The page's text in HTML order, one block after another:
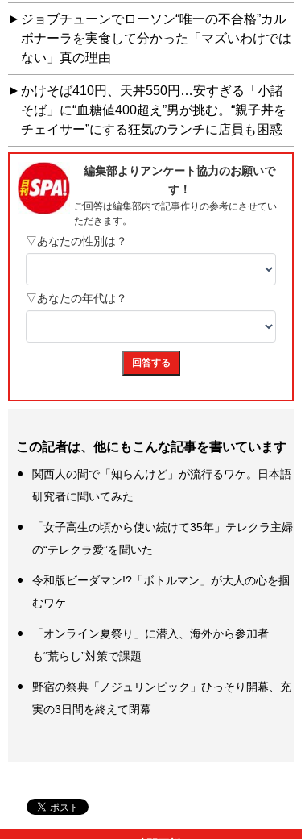
ジョブチューンでローソン“唯一の不合格”カル
ボナーラを実食して分かった「マズいわけでは
ない」真の理由
かけそば410円、天丼550円…安すぎる「小諸
そば」に“血糖値400超え”男が挑む。“親子丼を
チェイサー”にする狂気のランチに店員も困惑
この記者は、他にもこんな記事を書いています
関西人の間で「知らんけど」が流行るワケ。日本語
研究者に聞いてみた
「女子高生の頃から使い続けて35年」テレクラ主婦
の“テレクラ愛”を聞いた
令和版ビーダマン!?「ボトルマン」が大人の心を掴
むワケ
「オンライン夏祭り」に潜入、海外から参加者
も“荒らし”対策で課題
野宿の祭典「ノジュリンピック」ひっそり開幕、充
実の3日間を終えて閉幕